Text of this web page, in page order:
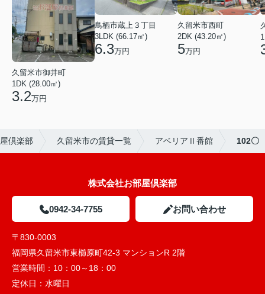
久留米市御井町
1DK (28.00㎡)
3.2万円
鳥栖市蔵上３丁目
3LDK (66.17㎡)
6.3万円
久留米市西町
2DK (43.20㎡)
5万円
倶楽部 久留米市の賃貸一覧 アベリアⅡ番館 102〇
株式会社お部屋倶楽部
0942-34-7755 お問い合わせ
〒830-0003
福岡県久留米市東櫛原町42-3 マンションR 2階
営業時間： 10：00～18：00
定休日： 水曜日